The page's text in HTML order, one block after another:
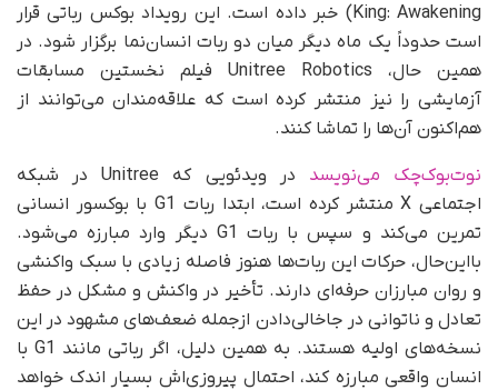
King: Awakening) خبر داده است. این رویداد بوکس رباتی قرار
است حدوداً یک ماه دیگر میان دو ربات انسان‌نما برگزار شود. در
همین حال، Unitree Robotics فیلم نخستین مسابقات
آزمایشی را نیز منتشر کرده است که علاقه‌مندان می‌توانند از
هم‌اکنون آن‌ها را تماشا کنند.
نوت‌بوک‌چک می‌نویسد
در ویدئویی که Unitree در شبکه
اجتماعی X منتشر کرده است، ابتدا ربات G1 با بوکسور انسانی
تمرین می‌کند و سپس با ربات G1 دیگر وارد مبارزه می‌شود.
با‌این‌حال، حرکات این ربات‌ها هنوز فاصله زیادی با سبک واکنشی
و روان مبارزان حرفه‌ای دارند. تأخیر در واکنش و مشکل در حفظ
تعادل و ناتوانی در جاخالی‌دادن از‌جمله ضعف‌های مشهود در این
نسخه‌های اولیه هستند. به همین دلیل، اگر رباتی مانند G1 با
انسان واقعی مبارزه کند، احتمال پیروزی‌اش بسیار اندک خواهد